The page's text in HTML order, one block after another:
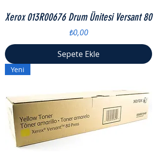
Xerox 013R00676 Drum Ünitesi Versant 80
Fiyat
₺0,00
Sepete Ekle
Yeni